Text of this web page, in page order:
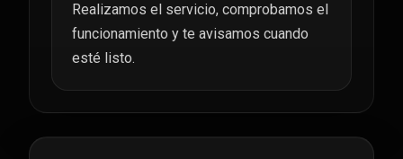
Realizamos el servicio, comprobamos el
funcionamiento y te avisamos cuando
esté listo.